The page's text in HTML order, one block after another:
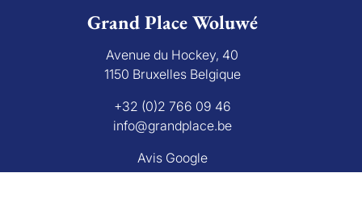
Grand Place Woluwé
Avenue du Hockey, 40
1150 Bruxelles Belgique
+32 (0)2 766 09 46
info@grandplace.be
Avis Google